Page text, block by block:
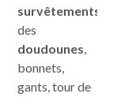
survêtements
des
doudounes,
bonnets,
gants, tour de